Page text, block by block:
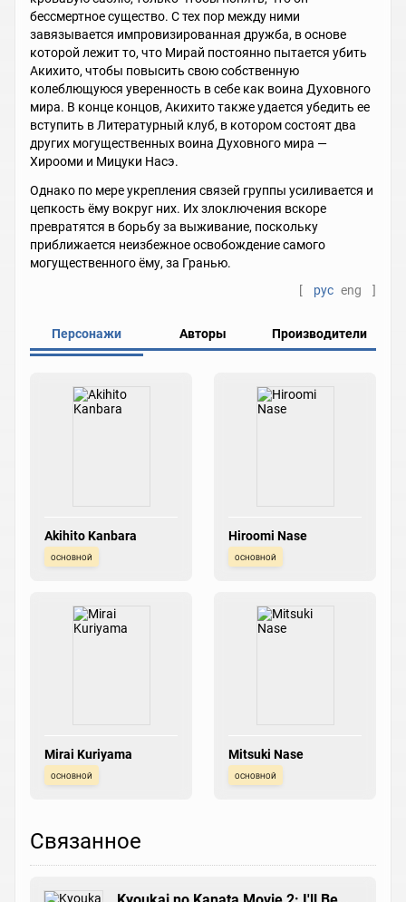
бессмертное существо. С тех пор между ними
завязывается импровизированная дружба, в основе
которой лежит то, что Мирай постоянно пытается убить
Акихито, чтобы повысить свою собственную
колеблющуюся уверенность в себе как воина Духовного
мира. В конце концов, Акихито также удается убедить ее
вступить в Литературный клуб, в котором состоят два
других могущественных воина Духовного мира —
Хирооми и Мицуки Насэ.
Однако по мере укрепления связей группы усиливается и
цепкость ёму вокруг них. Их злоключения вскоре
превратятся в борьбу за выживание, поскольку
приближается неизбежное освобождение самого
могущественного ёму, за Гранью.
[
рус eng ]
Персонажи Авторы Производители
Akihito Kanbara
основной
Hiroomi Nase
основной
Mirai Kuriyama
основной
Mitsuki Nase
основной
Связанное